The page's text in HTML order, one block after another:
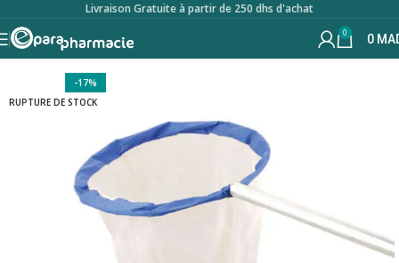
Livraison Gratuite à partir de 250 dhs d'achat
0 0
-17%
RUPTURE DE STOCK